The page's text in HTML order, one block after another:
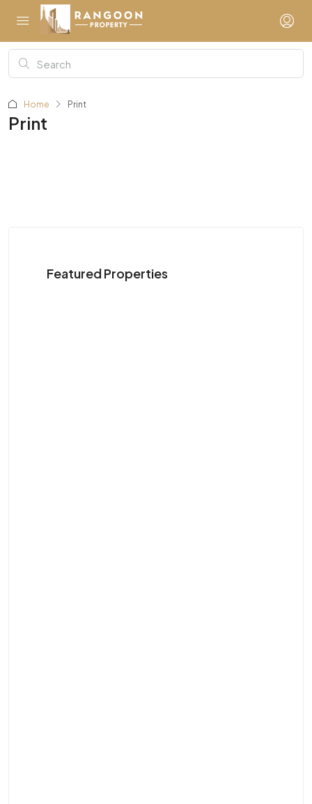
Home Print
Print
Featured Properties